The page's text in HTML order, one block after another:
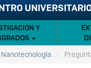
Y